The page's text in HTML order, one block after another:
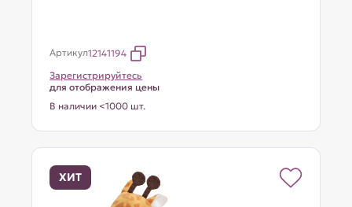
Артикул12141194
Зарегистрируйтесь
для отображения цены
В наличии <1000 шт.
ХИТ